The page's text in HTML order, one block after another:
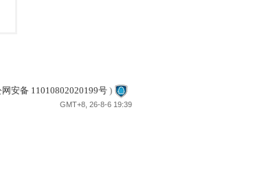
安备 11010802020199号 )
GMT+8, 26-8-6 19:39